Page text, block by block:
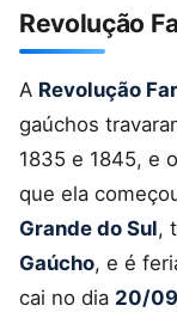
Revolução
A Revolução
gaúchos
1835 e 1845, e o
que ela
Grande do Sul,
Gaúcho, e é
cai no dia 20/